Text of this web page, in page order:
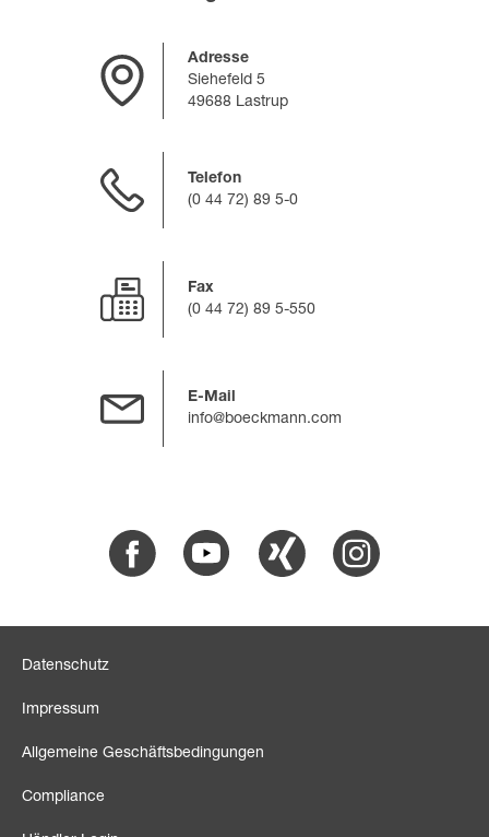
Adresse
Siehefeld 5
49688 Lastrup
Telefon
(0 44 72) 89 5-0
Fax
(0 44 72) 89 5-550
E-Mail
info@boeckmann.com
Facebook Youtube Xing Instagram
Datenschutz
Impressum
Allgemeine Geschäftsbedingungen
Compliance